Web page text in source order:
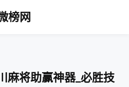
榜网
麻将助赢神器_必胜技